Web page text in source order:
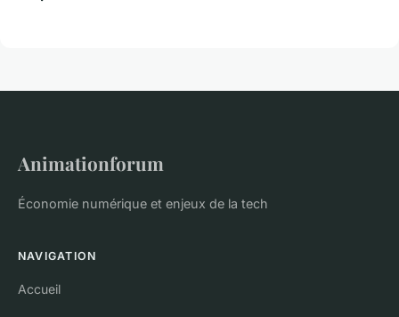
Animationforum
Économie numérique et enjeux de la tech
NAVIGATION
Accueil